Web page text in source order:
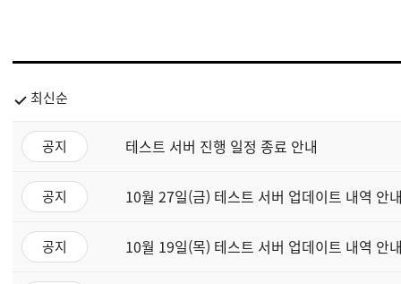
최신순
공지 테스트 서버 진행 일정 종료 안내
공지 10월 27일(금) 테스트 서버 업데이트 내역 안내
공지 10월 19일(목) 테스트 서버 업데이트 내역 안